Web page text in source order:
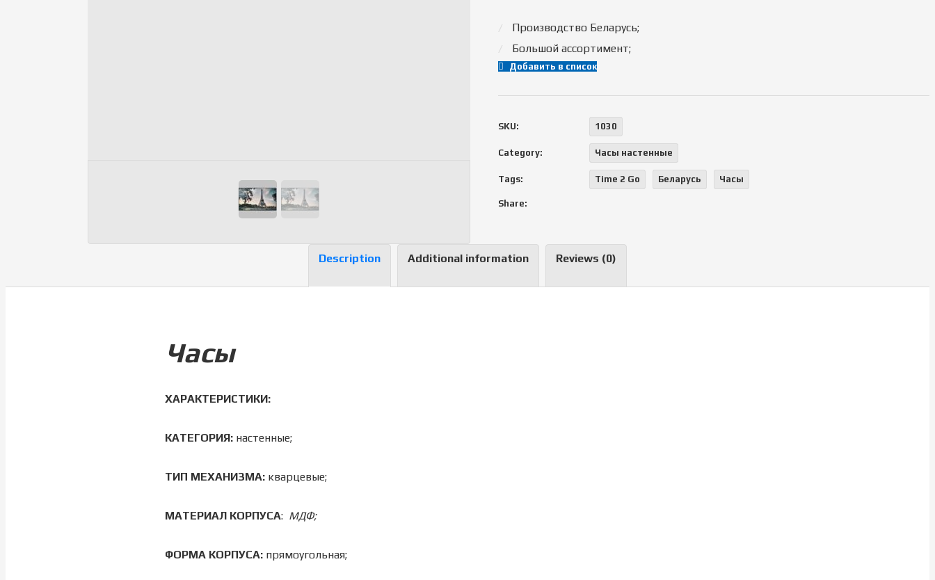
Производство Беларусь;
Большой ассортимент;
Добавить в список
SKU: 1030
Category: Часы настенные
Tags: Time 2 Go Беларусь Часы
Share:
Description Additional information Reviews (0)
Часы
ХАРАКТЕРИСТИКИ:
КАТЕГОРИЯ: настенные;
ТИП МЕХАНИЗМА: кварцевые;
МАТЕРИАЛ КОРПУСА: МДФ;
ФОРМА КОРПУСА: прямоугольная;